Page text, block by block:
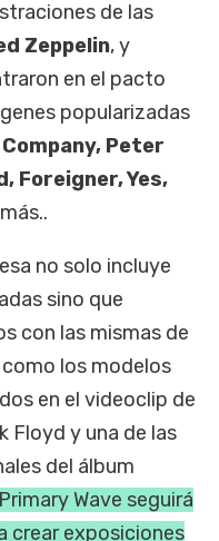
de las
Zeppelin, y
en el pacto
popularizadas
Company, Peter
Foreigner, Yes,
no solo incluye
sino que
con las mismas de
como los modelos
en el videoclip de
Floyd y una de las
del álbum
Primary Wave seguirá
crear exposiciones